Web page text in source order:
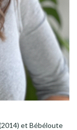
et Bébéloute